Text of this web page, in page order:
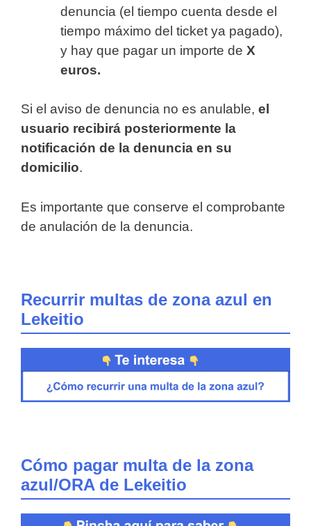
denuncia (el tiempo cuenta desde el
tiempo máximo del ticket ya pagado),
y hay que pagar un importe de X
euros.
Si el aviso de denuncia no es anulable, el
usuario recibirá posteriormente la
notificación de la denuncia en su
domicilio.
Es importante que conserve el comprobante
de anulación de la denuncia.
Recurrir multas de zona azul en
Lekeitio
Cómo pagar multa de la zona
azul/ORA de Lekeitio